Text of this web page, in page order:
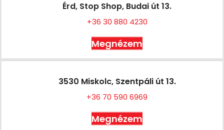
Érd, Stop Shop, Budai út 13.
+36 30 880 4230
Megnézem
3530 Miskolc, Szentpáli út 13.
+36 70 590 6969
Megnézem